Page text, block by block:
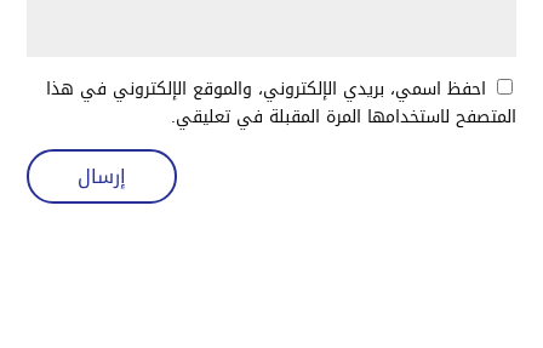
احفظ اسمي، بريدي الإلكتروني، والموقع الإلكتروني في هذا
المتصفح لاستخدامها المرة المقبلة في تعليقي.